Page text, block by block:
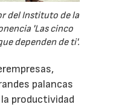
del Instituto de la
'Las cinco
dependen de ti'.
palancas
productividad